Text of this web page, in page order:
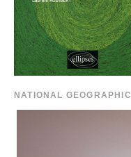
NATIONAL GEOGRAPHIC